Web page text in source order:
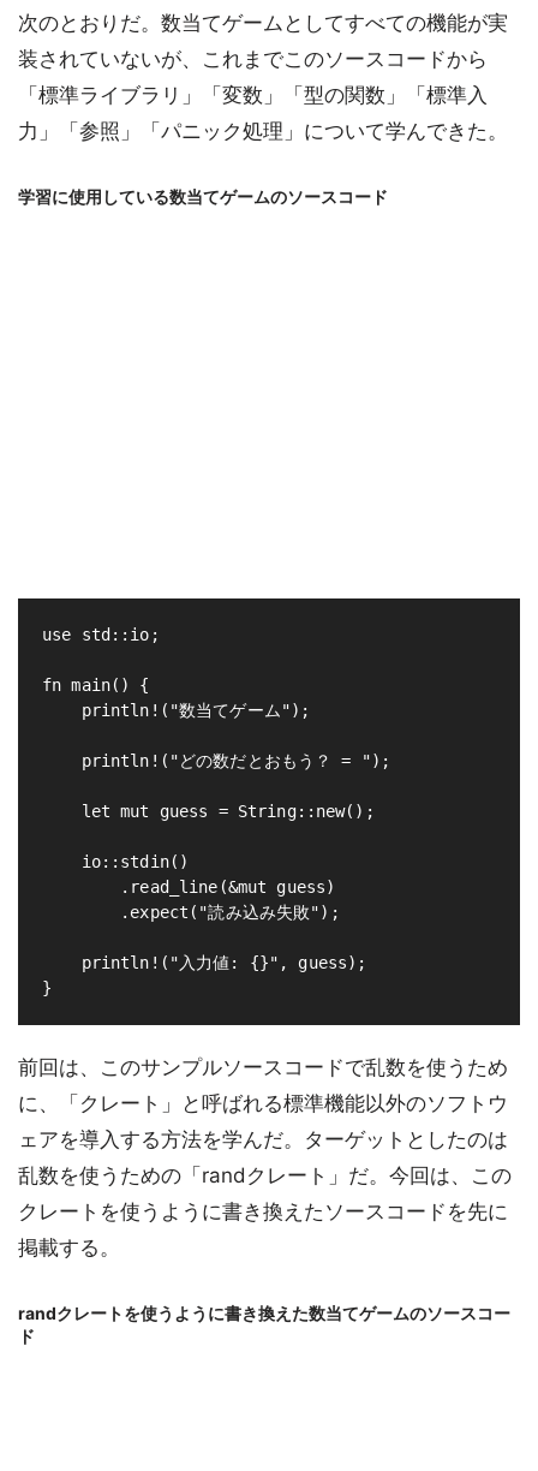
次のとおりだ。数当てゲームとしてすべての機能が実
装されていないが、これまでこのソースコードから
「標準ライブラリ」「変数」「型の関数」「標準入
力」「参照」「パニック処理」について学んできた。
学習に使用している数当てゲームのソースコード
use std::io;
fn main() {
    println!("数当てゲーム");
    println!("どの数だとおもう？ = ");
    let mut guess = String::new();
    io::stdin()
        .read_line(&mut guess)
        .expect("読み込み失敗");
    println!("入力値: {}", guess);
前回は、このサンプルソースコードで乱数を使うため
に、「クレート」と呼ばれる標準機能以外のソフトウ
ェアを導入する方法を学んだ。ターゲットとしたのは
乱数を使うための「randクレート」だ。今回は、この
クレートを使うように書き換えたソースコードを先に
掲載する。
randクレートを使うように書き換えた数当てゲームのソースコー
ド